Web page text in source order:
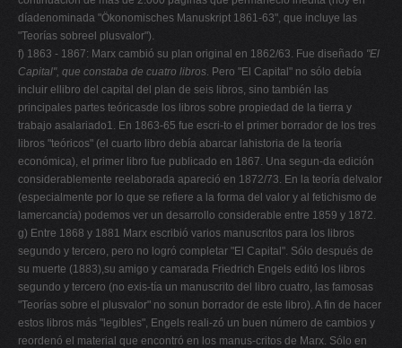
díadenominada "Ökonomisches Manuskript 1861-63", que incluye las
"Teorías sobreel plusvalor").
f) 1863 - 1867: Marx cambió su plan original en 1862/63. Fue diseñado "El
Capital", que constaba de cuatro libros. Pero "El Capital" no sólo debía
incluir ellibro del capital del plan de seis libros, sino también las
principales partes teóricasde los libros sobre propiedad de la tierra y
trabajo asalariado1. En 1863-65 fue escri-to el primer borrador de los tres
libros "teóricos" (el cuarto libro debía abarcar lahistoria de la teoría
económica), el primer libro fue publicado en 1867. Una segun-da edición
considerablemente reelaborada apareció en 1872/73. En la teoría delvalor
(especialmente por lo que se refiere a la forma del valor y al fetichismo de
lamercancía) podemos ver un desarrollo considerable entre 1859 y 1872.
g) Entre 1868 y 1881 Marx escribió varios manuscritos para los libros
segundo y tercero, pero no logró completar "El Capital". Sólo después de
su muerte (1883),su amigo y camarada Friedrich Engels editó los libros
segundo y tercero (no exis-tía un manuscrito del libro cuatro, las famosas
"Teorías sobre el plusvalor" no sonun borrador de este libro). A fin de hacer
estos libros más "legibles", Engels reali-zó un buen número de cambios y
reordenó el material que encontró en los manus-critos de Marx. Sólo en